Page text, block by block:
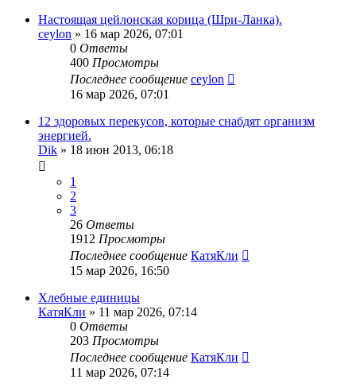
Настоящая цейлонская корица (Шри-Ланка).
ceylon » 16 мар 2026, 07:01
0 Ответы
400 Просмотры
Последнее сообщение ceylon
16 мар 2026, 07:01
12 здоровых перекусов, которые снабдят организм
энергией.
Dik » 18 июн 2013, 06:18
1
2
3
26 Ответы
1912 Просмотры
Последнее сообщение КатяКли
15 мар 2026, 16:50
Хлебные единицы
КатяКли » 11 мар 2026, 07:14
0 Ответы
203 Просмотры
Последнее сообщение КатяКли
11 мар 2026, 07:14